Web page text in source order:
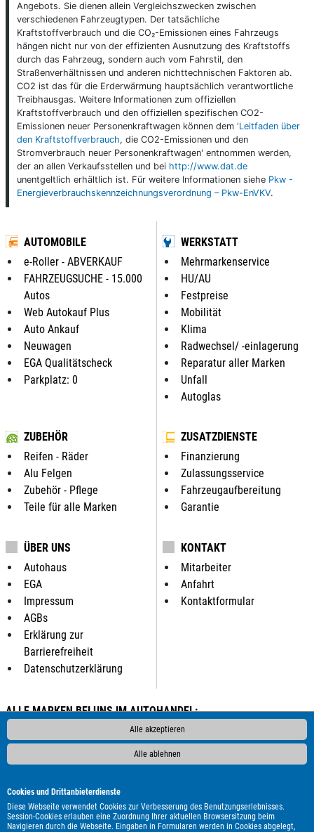
Alle akzeptieren
Alle ablehnen
Cookies und Drittanbieterdienste
Diese Webseite verwendet Cookies zur Verbesserung des Benutzungserlebnisses.
Session-Cookies erlauben eine Zuordnung Ihrer aktuellen Browsersitzung beim
Navigieren durch die Webseite. Eingaben in Formularen werden in Cookies abgelegt,
Angebots. Sie dienen allein Vergleichszwecken zwischen
verschiedenen Fahrzeugtypen. Der tatsächliche
Kraftstoffverbrauch und die CO₂-Emissionen eines Fahrzeugs
hängen nicht nur von der effizienten Ausnutzung des Kraftstoffs
durch das Fahrzeug, sondern auch vom Fahrstil, den
Straßenverhältnissen und anderen nichttechnischen Faktoren ab.
CO2 ist das für die Erderwärmung hauptsächlich verantwortliche
Treibhausgas. Weitere Informationen zum offiziellen
Kraftstoffverbrauch und den offiziellen spezifischen CO2-
Emissionen neuer Personenkraftwagen können dem 'Leitfaden über
den Kraftstoffverbrauch, die CO2-Emissionen und den
Stromverbrauch neuer Personenkraftwagen' entnommen werden,
der an allen Verkaufsstellen und bei http://www.dat.de
unentgeltlich erhältlich ist. Für weitere Informationen siehe Pkw -
Energieverbrauchskennzeichnungsverordnung – Pkw-EnVKV.
AUTOMOBILE
e-Roller - ABVERKAUF
FAHRZEUGSUCHE - 15.000
Autos
Web Autokauf Plus
Auto Ankauf
Neuwagen
EGA Qualitätscheck
Parkplatz: 0
WERKSTATT
Mehrmarkenservice
HU/AU
Festpreise
Mobilität
Klima
Radwechsel/ -einlagerung
Reparatur aller Marken
Unfall
Autoglas
ZUBEHÖR
Reifen - Räder
Alu Felgen
Zubehör - Pflege
Teile für alle Marken
ZUSATZDIENSTE
Finanzierung
Zulassungsservice
Fahrzeugaufbereitung
Garantie
ÜBER UNS
Autohaus
EGA
Impressum
AGBs
Erklärung zur
Barrierefreiheit
Datenschutzerklärung
KONTAKT
Mitarbeiter
Anfahrt
Kontaktformular
ALLE MARKEN BEI UNS IM AUTOHANDEL:
Als Autohändler bieten wir Ihnen in unserem Automarkt
Gebrauchtwagen, Jahreswagen und Neuwagen folgender
Automarken an:
ALPINA Abarth Alfa Romeo
Borgward
Bürstner Cadillac Carado
Carthago
Chausson
Chevrolet Citroën Cupra DAF DFSK DS